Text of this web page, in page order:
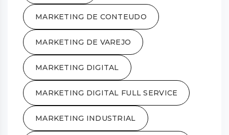
MARKETING DE CONTEUDO
MARKETING DE VAREJO
MARKETING DIGITAL
MARKETING DIGITAL FULL SERVICE
MARKETING INDUSTRIAL